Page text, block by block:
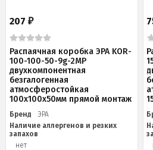
207 ₽
Распаячная коробка ЭРА KOR-
100-100-50-9g-2MP
двухкомпонентная
безгалогенная
атмосферостойкая
100х100х50мм прямой монтаж
Бренд
ЭРА
Наличие аллергенов и резких
запахов
нет